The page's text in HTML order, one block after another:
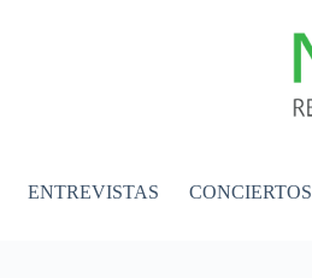
ENTREVISTAS CONCIERTOS